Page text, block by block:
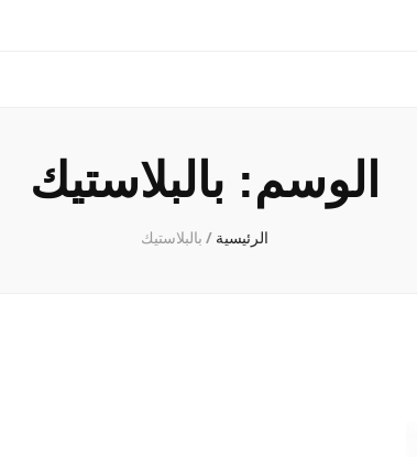
الوسم: بالبلاستيك
الرئيسية / بالبلاستيك